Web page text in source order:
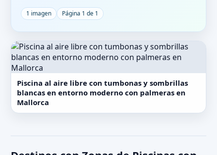
1 imagen Página 1 de 1
Piscina al aire libre con tumbonas y sombrillas
blancas en entorno moderno con palmeras en
Mallorca